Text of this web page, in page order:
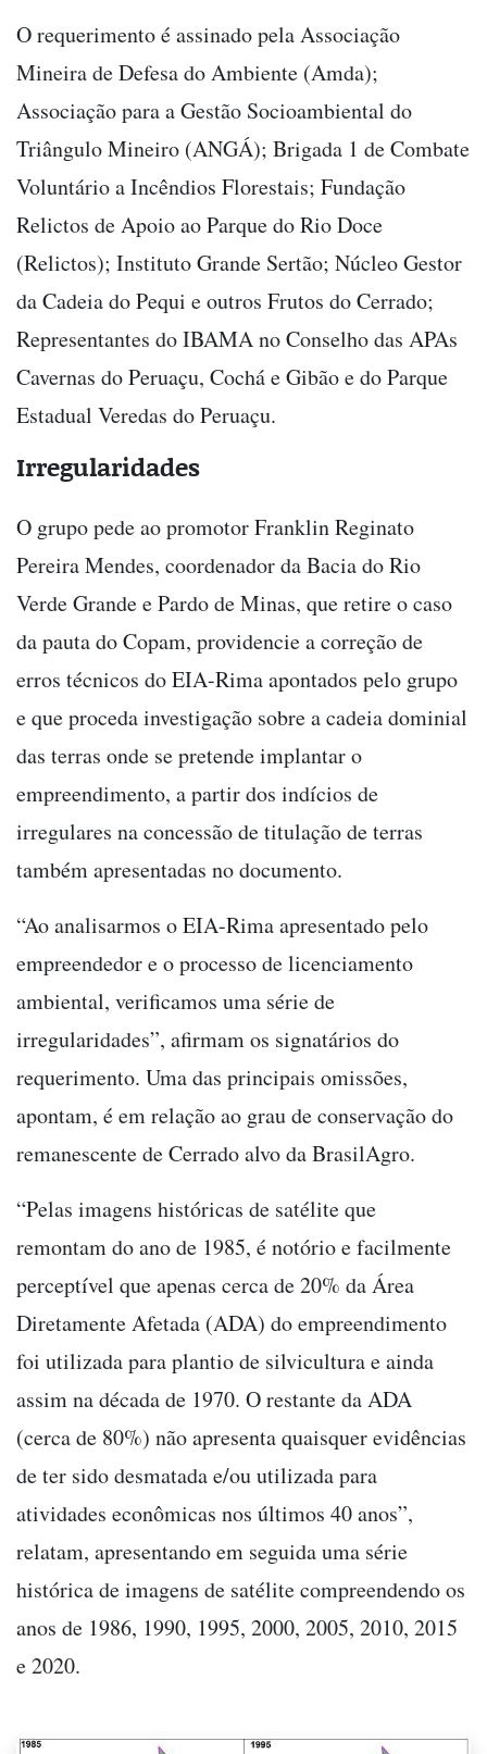
O requerimento é assinado pela Associação
Mineira de Defesa do Ambiente (Amda);
Associação para a Gestão Socioambiental do
Triângulo Mineiro (ANGÁ); Brigada 1 de Combate
Voluntário a Incêndios Florestais; Fundação
Relictos de Apoio ao Parque do Rio Doce
(Relictos); Instituto Grande Sertão; Núcleo Gestor
da Cadeia do Pequi e outros Frutos do Cerrado;
Representantes do IBAMA no Conselho das APAs
Cavernas do Peruaçu, Cochá e Gibão e do Parque
Estadual Veredas do Peruaçu.
Irregularidades
O grupo pede ao promotor Franklin Reginato
Pereira Mendes, coordenador da Bacia do Rio
Verde Grande e Pardo de Minas, que retire o caso
da pauta do Copam, providencie a correção de
erros técnicos do EIA-Rima apontados pelo grupo
e que proceda investigação sobre a cadeia dominial
das terras onde se pretende implantar o
empreendimento, a partir dos indícios de
irregulares na concessão de titulação de terras
também apresentadas no documento.
“Ao analisarmos o EIA-Rima apresentado pelo
empreendedor e o processo de licenciamento
ambiental, verificamos uma série de
irregularidades”, afirmam os signatários do
requerimento. Uma das principais omissões,
apontam, é em relação ao grau de conservação do
remanescente de Cerrado alvo da BrasilAgro.
“Pelas imagens históricas de satélite que
remontam do ano de 1985, é notório e facilmente
perceptível que apenas cerca de 20% da Área
Diretamente Afetada (ADA) do empreendimento
foi utilizada para plantio de silvicultura e ainda
assim na década de 1970. O restante da ADA
(cerca de 80%) não apresenta quaisquer evidências
de ter sido desmatada e/ou utilizada para
atividades econômicas nos últimos 40 anos”,
relatam, apresentando em seguida uma série
histórica de imagens de satélite compreendendo os
anos de 1986, 1990, 1995, 2000, 2005, 2010, 2015
e 2020.